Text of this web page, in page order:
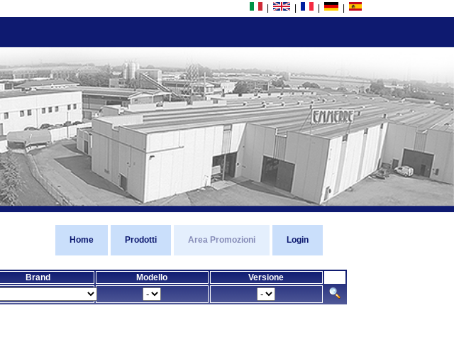
| | |
Login
Area Promozioni
Prodotti
Home
Brand Modello Versione